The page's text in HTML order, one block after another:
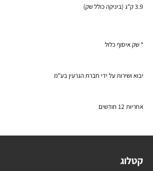
3.9 ק"ג (ביניקה כולל שק)
* שק איסוף כלול
יבוא ושירות על ידי חברת הגרעין בע"מ
אחריות 12 חודשים
קטלוג